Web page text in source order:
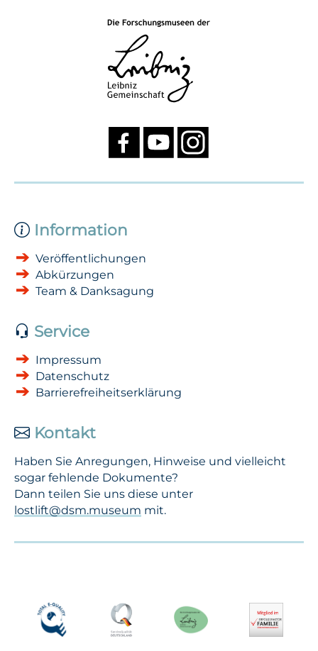
Information
Veröffentlichungen
Abkürzungen
Team & Danksagung
Service
Impressum
Datenschutz
Barrierefreiheitserklärung
Kontakt
Haben Sie Anregungen, Hinweise und vielleicht
sogar fehlende Dokumente?
Dann teilen Sie uns diese unter
lostlift@dsm.museum mit.